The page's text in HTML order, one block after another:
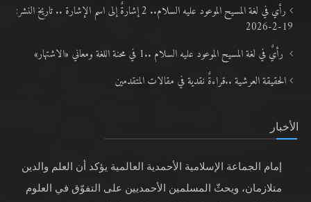
رأي في لغة المسيح الموعود عليه السلام.. 2 إشارةٌ إلى اسم الإشارة .. تاريخ النشر:
19-2-2026
رأيٌ في لغة المسيح الموعود عليه السلام ..1 في محنة اللغة ومعاني «الاشتهار»
الحقيقة العرشية ..قراءةٌ نقدية في مقالات المتقدمين
الأخبار
إمام الجماعة الإسلامية الأحمدية العالمية يؤكد أن العلم والدين
متلازمان، ويحثّ المسلمين الأحمديين على التفوّق في العلوم